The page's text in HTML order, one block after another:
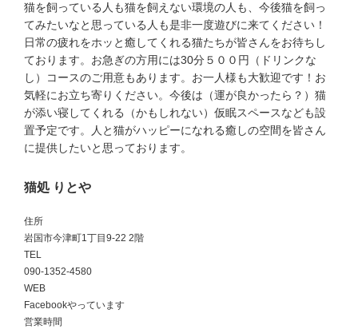
猫を飼っている人も猫を飼えない環境の人も、今後猫を飼っ
てみたいなと思っている人も是非一度遊びに来てください！
日常の疲れをホッと癒してくれる猫たちが皆さんをお待ちし
ております。お急ぎの方用には30分５００円（ドリンクな
し）コースのご用意もあります。お一人様も大歓迎です！お
気軽にお立ち寄りください。今後は（運が良かったら？）猫
が添い寝してくれる（かもしれない）仮眠スペースなども設
置予定です。人と猫がハッピーになれる癒しの空間を皆さん
に提供したいと思っております。
猫処 りとや
住所
岩国市今津町1丁目9-22 2階
TEL
090-1352-4580
WEB
Facebookやっています
営業時間